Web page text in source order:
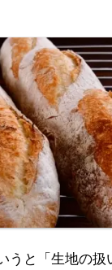
うと「生地の扱